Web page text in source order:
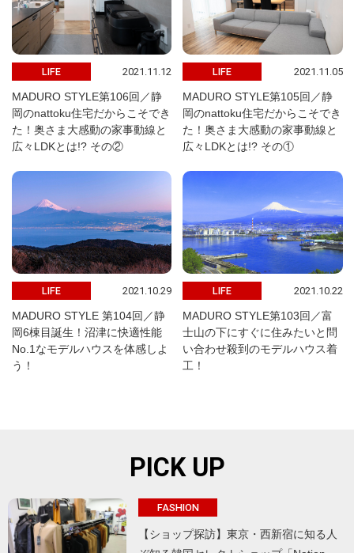
LIFE 2021.11.12
MADURO STYLE第106回／静
岡のnattoku住宅だからこそでき
た！奥さま大感動の家事動線と
広々LDKとは!? その②
LIFE 2021.11.05
MADURO STYLE第105回／静
岡のnattoku住宅だからこそでき
た！奥さま大感動の家事動線と
広々LDKとは!? その①
LIFE 2021.10.29
MADURO STYLE 第104回／静
岡6棟目誕生！沼津に快適性能
No.1なモデルハウスを体感しよ
う！
LIFE 2021.10.22
MADURO STYLE第103回／富
士山の下にすぐに住みたいと問
い合わせ殺到のモデルハウス着
工！
PICK UP
FASHION
【ショップ探訪】東京・西新宿に知る人